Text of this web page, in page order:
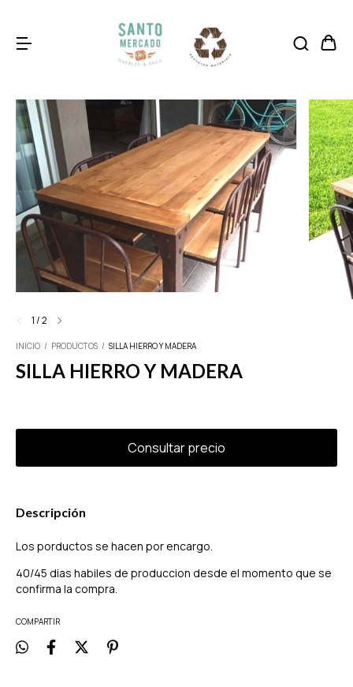
1/2
INICIO / PRODUCTOS / SILLA HIERRO Y MADERA
SILLA HIERRO Y MADERA
Descripción
Los porductos se hacen por encargo.
40/45 dias habiles de produccion desde el momento que se
confirma la compra.
COMPARTIR